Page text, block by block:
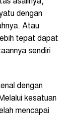
dengan
Atau
tepat dapat
sendiri
dengan
kesatuan
mencapai